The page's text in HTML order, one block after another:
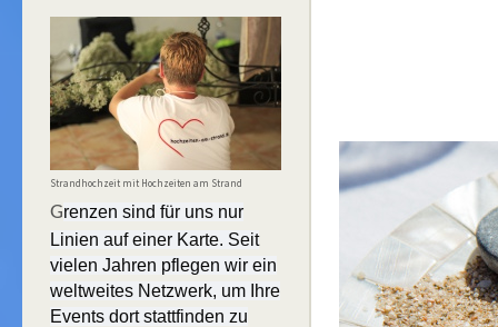
Strandhochzeit mit Hochzeiten am Strand
Grenzen sind für uns nur
Linien auf einer Karte. Seit
vielen Jahren pflegen wir ein
weltweites Netzwerk, um Ihre
Events dort stattfinden zu